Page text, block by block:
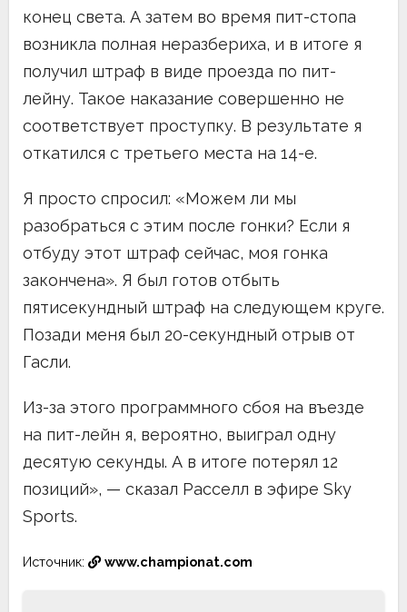
конец света. А затем во время пит-стопа
возникла полная неразбериха, и в итоге я
получил штраф в виде проезда по пит-
лейну. Такое наказание совершенно не
соответствует проступку. В результате я
откатился с третьего места на 14-е.
Я просто спросил: «Можем ли мы
разобраться с этим после гонки? Если я
отбуду этот штраф сейчас, моя гонка
закончена». Я был готов отбыть
пятисекундный штраф на следующем круге.
Позади меня был 20-секундный отрыв от
Гасли.
Из-за этого программного сбоя на въезде
на пит-лейн я, вероятно, выиграл одну
десятую секунды. А в итоге потерял 12
позиций», — сказал Расселл в эфире Sky
Sports.
Источник: www.championat.com